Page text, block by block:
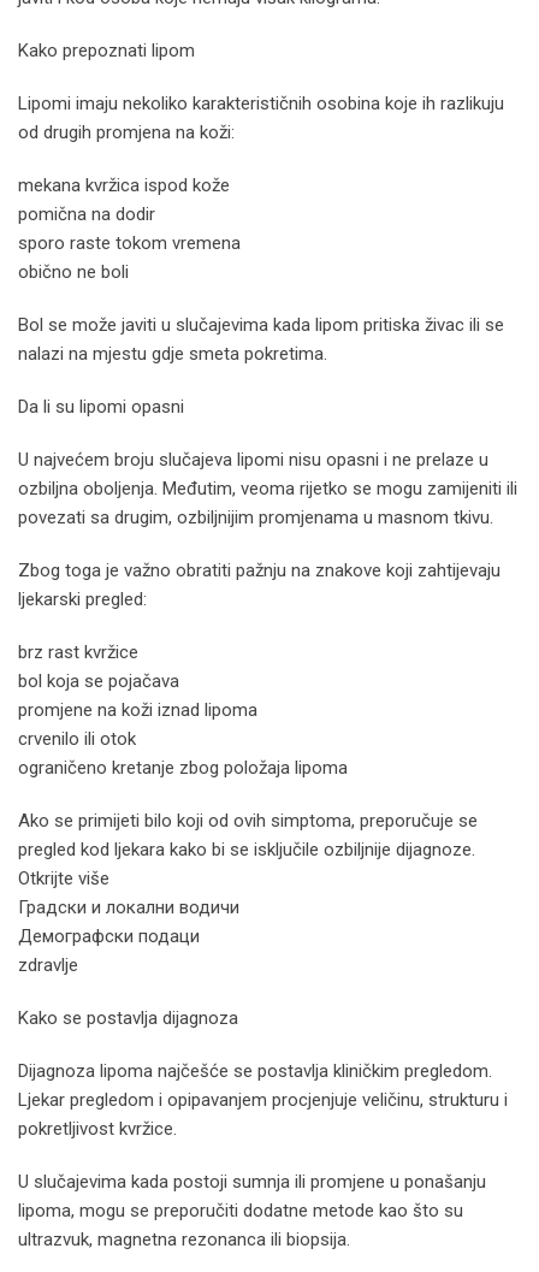
Kako prepoznati lipom
Lipomi imaju nekoliko karakterističnih osobina koje ih razlikuju
od drugih promjena na koži:
mekana kvržica ispod kože
pomična na dodir
sporo raste tokom vremena
obično ne boli
Bol se može javiti u slučajevima kada lipom pritiska živac ili se
nalazi na mjestu gdje smeta pokretima.
Da li su lipomi opasni
U najvećem broju slučajeva lipomi nisu opasni i ne prelaze u
ozbiljna oboljenja. Međutim, veoma rijetko se mogu zamijeniti ili
povezati sa drugim, ozbiljnijim promjenama u masnom tkivu.
Zbog toga je važno obratiti pažnju na znakove koji zahtijevaju
ljekarski pregled:
brz rast kvržice
bol koja se pojačava
promjene na koži iznad lipoma
crvenilo ili otok
ograničeno kretanje zbog položaja lipoma
Ako se primijeti bilo koji od ovih simptoma, preporučuje se
pregled kod ljekara kako bi se isključile ozbiljnije dijagnoze.
Otkrijte više
Градски и локални водичи
Демографски подаци
zdravlje
Kako se postavlja dijagnoza
Dijagnoza lipoma najčešće se postavlja kliničkim pregledom.
Ljekar pregledom i opipavanjem procjenjuje veličinu, strukturu i
pokretljivost kvržice.
U slučajevima kada postoji sumnja ili promjene u ponašanju
lipoma, mogu se preporučiti dodatne metode kao što su
ultrazvuk, magnetna rezonanca ili biopsija.